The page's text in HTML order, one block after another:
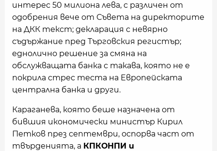
интерес 50 милиона лева, с различен от
одобрения вече от Съвета на директорите
на ДКК текст; декларация с невярно
съдържание пред Търговския регистър;
еднолично решение за смяна на
обслужващата банка с такава, която не е
покрила стрес теста на Европейската
централна банка и други.
Караганева, която беше назначена от
бившия икономически министър Кирил
Петков през септември, оспорва част от
твърденията, а КПКОНПИ и